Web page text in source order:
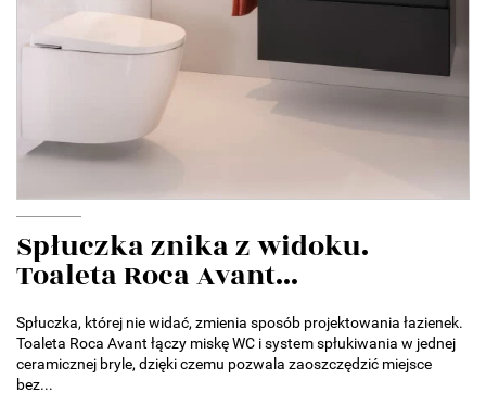
Spłuczka znika z widoku.
Toaleta Roca Avant...
Spłuczka, której nie widać, zmienia sposób projektowania łazienek.
Toaleta Roca Avant łączy miskę WC i system spłukiwania w jednej
ceramicznej bryle, dzięki czemu pozwala zaoszczędzić miejsce
bez...